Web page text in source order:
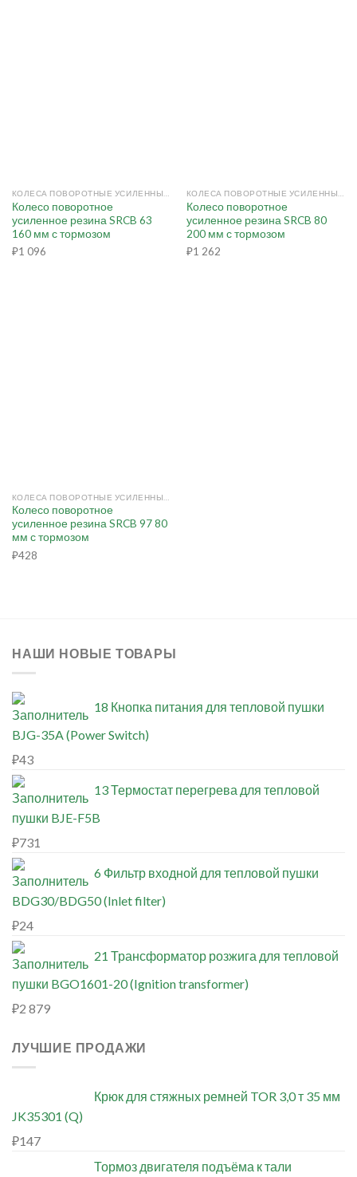
Колесо поворотное
усиленное резина SRCB 63
160 мм с тормозом
₽1 096
Колесо поворотное
усиленное резина SRCB 80
200 мм с тормозом
₽1 262
Колесо поворотное
усиленное резина SRCB 97 80
мм с тормозом
₽428
НАШИ НОВЫЕ ТОВАРЫ
18 Кнопка питания для тепловой пушки
BJG-35A (Power Switch)
₽43
13 Термостат перегрева для тепловой
пушки BJE-F5B
₽731
6 Фильтр входной для тепловой пушки
BDG30/BDG50 (Inlet filter)
₽24
21 Трансформатор розжига для тепловой
пушки BGO1601-20 (Ignition transformer)
₽2 879
ЛУЧШИЕ ПРОДАЖИ
Крюк для стяжных ремней TOR 3,0 т 35 мм
JK35301 (Q)
₽147
Тормоз двигателя подъёма к тали